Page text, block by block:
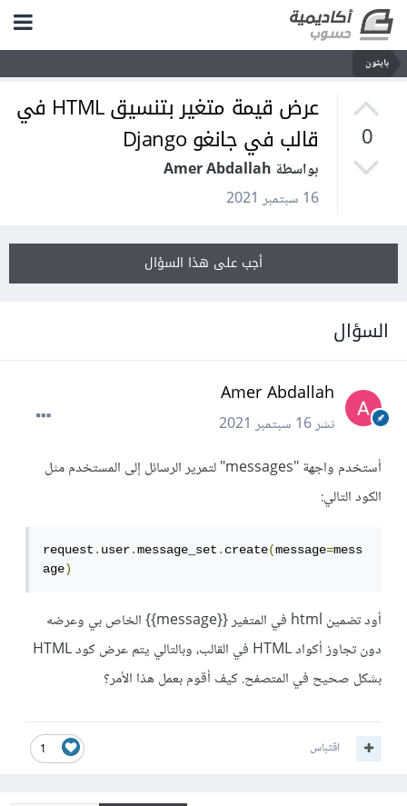
بايثون
0
عرض قيمة متغير بتنسيق HTML في
قالب في جانغو Django
بواسطة Amer Abdallah
16 سبتمبر 2021
أجب على هذا السؤال
السؤال
Amer Abdallah
نشر16 سبتمبر 2021
أستخدم واجهة "messages" لتمرير الرسائل إلى المستخدم مثل
الكود التالي:
request.user.message_set.create(message=mess
age)
أود تضمين html في المتغير {{message}} الخاص بي وعرضه
دون تجاوز أكواد HTML في القالب، وبالتالي يتم عرض كود HTML
بشكل صحيح في المتصفح. كيف أقوم بعمل هذا الأمر؟
1 اقتباس